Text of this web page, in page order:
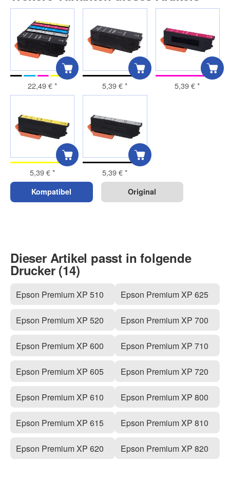
22,49 €* 5,39 €* 5,39 €*
5,39 €* 5,39 €*
Kompatibel Original
Dieser Artikel passt in folgende
Drucker (14)
Epson Premium XP 510
Epson Premium XP 520
Epson Premium XP 600
Epson Premium XP 605
Epson Premium XP 610
Epson Premium XP 615
Epson Premium XP 620
Epson Premium XP 625
Epson Premium XP 700
Epson Premium XP 710
Epson Premium XP 720
Epson Premium XP 800
Epson Premium XP 810
Epson Premium XP 820